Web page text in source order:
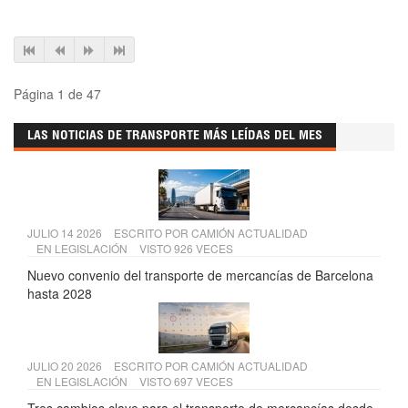
Página 1 de 47
LAS NOTICIAS DE TRANSPORTE MÁS LEÍDAS DEL MES
JULIO 14 2026 ESCRITO POR CAMIÓN ACTUALIDAD
EN LEGISLACIÓN VISTO 926 VECES
Nuevo convenio del transporte de mercancías de Barcelona
hasta 2028
JULIO 20 2026 ESCRITO POR CAMIÓN ACTUALIDAD
EN LEGISLACIÓN VISTO 697 VECES